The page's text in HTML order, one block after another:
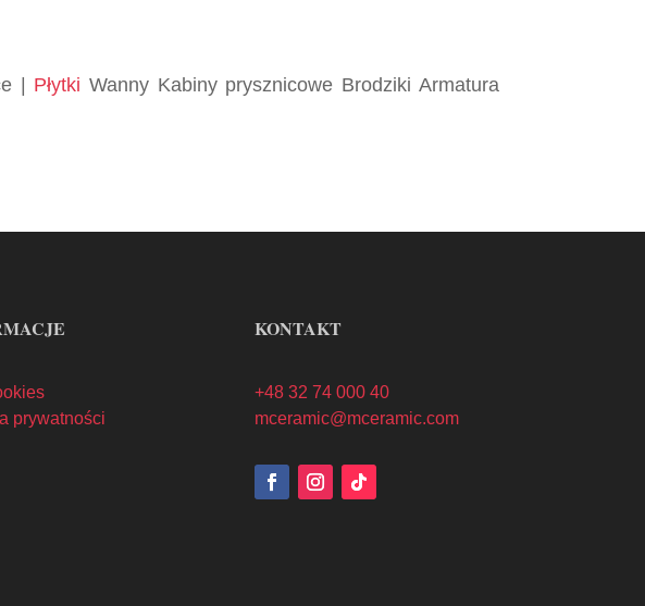
| Płytki Wanny Kabiny prysznicowe Brodziki Armatura
prywatności
KONTAKT
+48 32 74 000 40
mceramic@mceramic.com